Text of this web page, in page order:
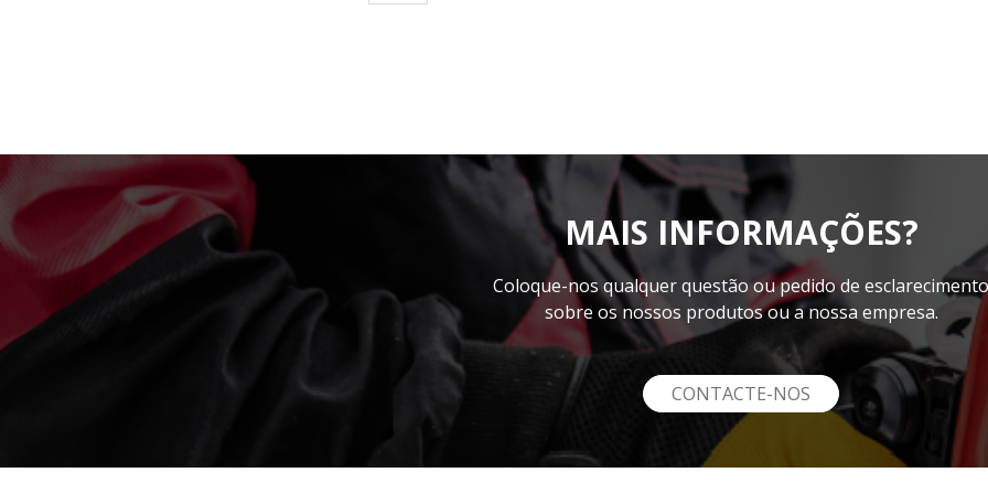
MAIS INFORMAÇÕES?
Coloque-nos qualquer questão ou pedido de esclarecimento
sobre os nossos produtos ou a nossa empresa.
CONTACTE-NOS